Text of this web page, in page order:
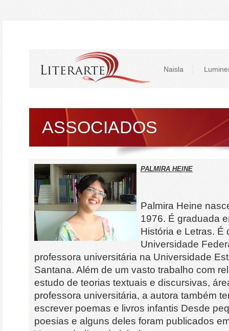
Naisla
ASSOCIADOS
PALMIRA HEINE
Palmira Heine
1976. É graduada
História e Letras. É
Universidade
professora universitária na Universidade
Santana. Além de um vasto trabalho com
estudo de teorias textuais e discursivas,
professora universitária, a autora também
escrever poemas e livros infantis Desde
poesias e alguns deles foram publicados